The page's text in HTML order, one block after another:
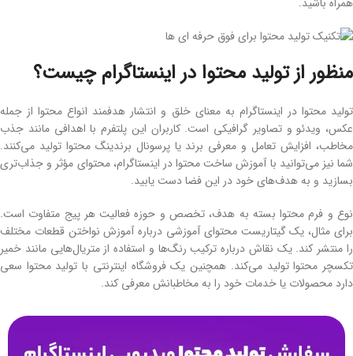
منظور از تولید محتوا در اینستاگرام چیست؟
تولید محتوا در اینستاگرام به ‌معنای خلق و انتشار هدفمند انواع محتوا از جمله
عکس، ویدئو و تصاویر گرافیکی است. کاربران این پلتفرم با اهدافی مانند جذب
مخاطب، افزایش تعامل و معرفی برند یا پرسونال برندینگ محتوا تولید می‌کنند.
شما نیز می‌توانید با آموزش ساخت محتوا در اینستاگرام، محتوای مؤثر و جذاب‌تری
بسازید و به هدف‌های خود در این فضا دست یابید.
نوع و فرم محتوا بسته به هدف، تخصص و حوزه فعالیت هر پیج متفاوت است.
برای مثال، یک گیتاریست محتوای آموزشی درباره آموزش نواختن قطعات مختلف
را منتشر کند. یک نقاش درباره ترکیب رنگ‌ها و استفاده از متریال‌هایی مانند خمیر
تکسچر محتوا تولید می‌کند. همچنین یک فروشگاه اینترنتی با تولید محتوا سعی
دارد محصولات یا خدمات خود را به مخاطبانش معرفی کند.